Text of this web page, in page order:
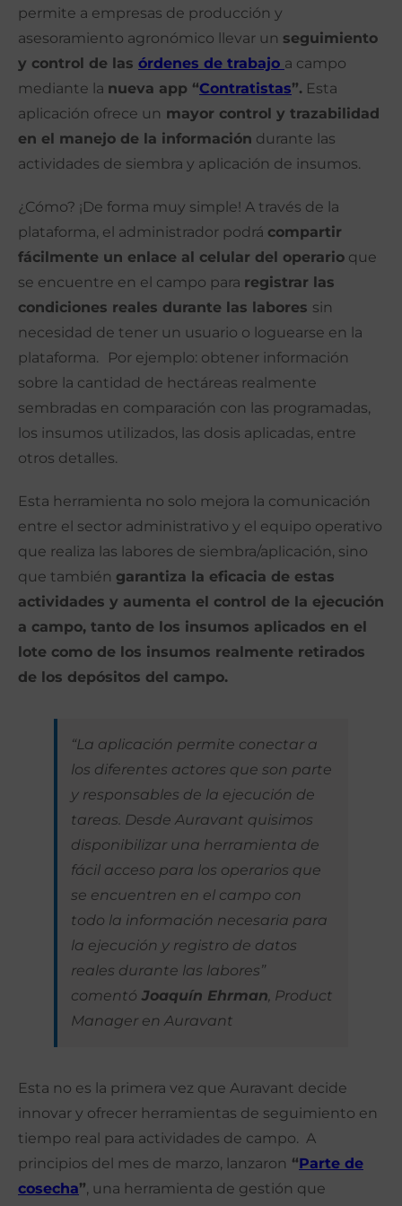
permite a empresas de producción y
asesoramiento agronómico llevar un seguimiento
y control de las órdenes de trabajo a campo
mediante la nueva app “Contratistas”. Esta
aplicación ofrece un mayor control y trazabilidad
en el manejo de la información durante las
actividades de siembra y aplicación de insumos.
¿Cómo? ¡De forma muy simple! A través de la
plataforma, el administrador podrá compartir
fácilmente un enlace al celular del operario que
se encuentre en el campo para registrar las
condiciones reales durante las labores sin
necesidad de tener un usuario o loguearse en la
plataforma.
Por ejemplo: obtener información
sobre la cantidad de hectáreas realmente
sembradas en comparación con las programadas,
los insumos utilizados, las dosis aplicadas, entre
otros detalles.
Esta herramienta no solo mejora la comunicación
entre el sector administrativo y el equipo operativo
que realiza las labores de siembra/aplicación, sino
que también garantiza la eficacia de estas
actividades y aumenta el control de la ejecución
a campo, tanto de los insumos aplicados en el
lote como de los insumos realmente retirados
de los depósitos del campo.
“La aplicación permite conectar a
los diferentes actores que son parte
y responsables de la ejecución de
tareas. Desde Auravant quisimos
disponibilizar una herramienta de
fácil acceso para los operarios que
se encuentren en el campo con
todo la información necesaria para
la ejecución y registro de datos
reales durante las labores”
comentó Joaquín Ehrman, Product
Manager en Auravant
Esta no es la primera vez que Auravant decide
innovar y ofrecer herramientas de seguimiento en
tiempo real para actividades de campo. A
principios del mes de marzo, lanzaron “Parte de
cosecha”, una herramienta de gestión que